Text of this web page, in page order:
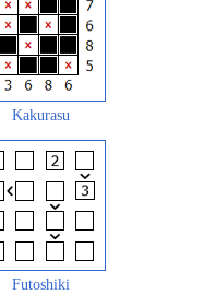
Kakurasu
Futoshiki